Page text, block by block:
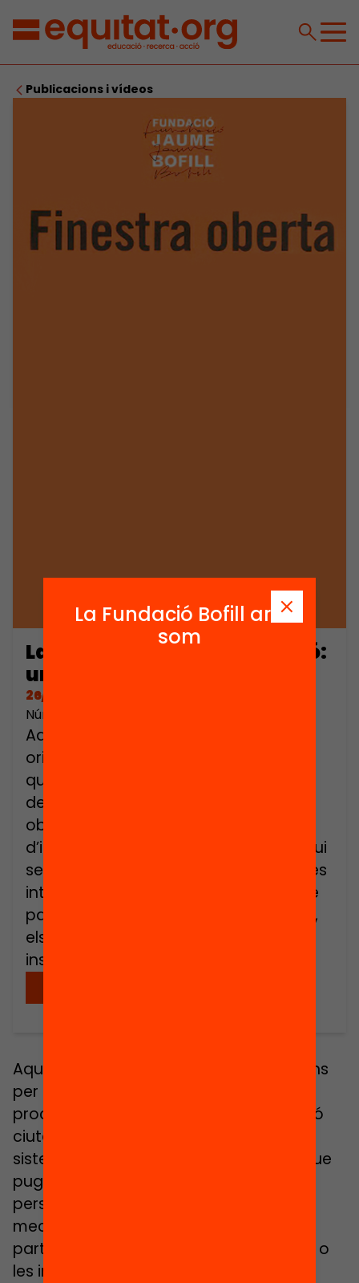
Publicacions i vídeos
La qualitat en la participació:
una proposta d’indicadors
26/05/2005
Número de pàgines: 74
Aquest estudi recull algunes
orientacions per a l’avaluació de la
qualitat dels processos i mecanismes
de participació ciutadana. El seu
objectiu és establir un sistema
d’indicadors clar i accessible que pugui
ser utilitzat per totes aquelles persones
interessades a avaluar un mecanisme
participatiu: els mateixos participants,
els tècnics en participació o les
institucions implicades, entre […]
Aquest estudi recull algunes orientacions
per a l’avaluació de la qualitat dels
processos i mecanismes de participació
ciutadana. El seu objectiu és establir un
sistema d’indicadors clar i accessible que
pugui ser utilitzat per totes aquelles
persones interessades a avaluar un
mecanisme participatiu: els mateixos
participants, els tècnics en participació o
les institucions implicades, entre altres.
La Fundació Bofill ara
som